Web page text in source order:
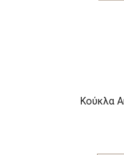
Κούκλα